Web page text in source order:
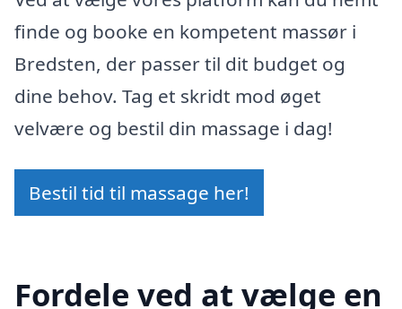
finde og booke en kompetent massør i
Bredsten, der passer til dit budget og
dine behov. Tag et skridt mod øget
velvære og bestil din massage i dag!
Bestil tid til massage her!
Fordele ved at vælge en